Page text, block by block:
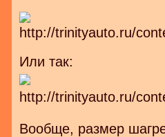
Или так:
Вообще, размер